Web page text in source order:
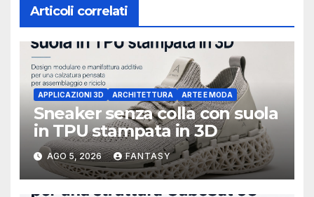
Articoli correlati
APPLICAZIONI 3D ARCHITETTURA ARTE E MODA
Sneaker senza colla con suola
in TPU stampata in 3D
AGO 5, 2026 FANTASY